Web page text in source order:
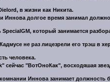
в жизни как Никита.
Иннова долгое время занимал
SpecialGM, который занимается
не раз лицезрели его трэш в
человека.
сейчас "ВотОноКак", восходяшая
Иннова занимает должность